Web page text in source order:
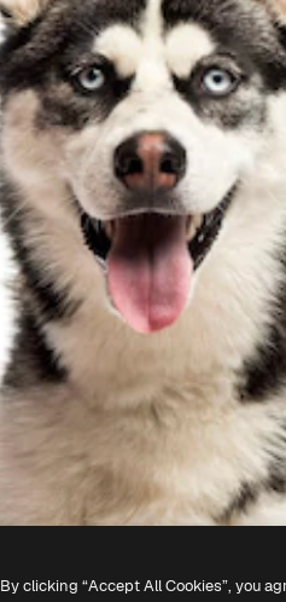
By clicking “Accept All Cookies”, you